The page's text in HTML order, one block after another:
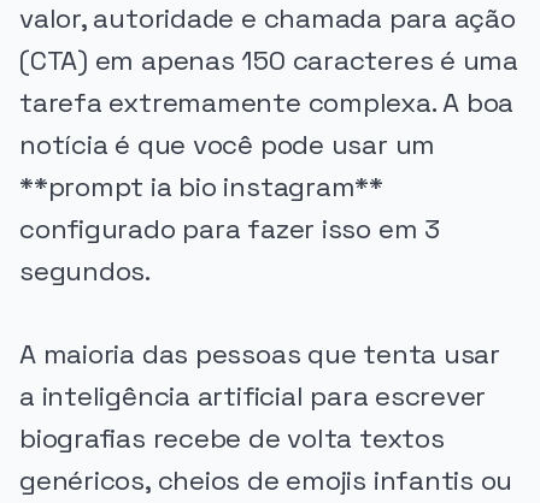
valor, autoridade e chamada para ação
(CTA) em apenas 150 caracteres é uma
tarefa extremamente complexa. A boa
notícia é que você pode usar um
**prompt ia bio instagram**
configurado para fazer isso em 3
segundos.
A maioria das pessoas que tenta usar
a inteligência artificial para escrever
biografias recebe de volta textos
genéricos, cheios de emojis infantis ou